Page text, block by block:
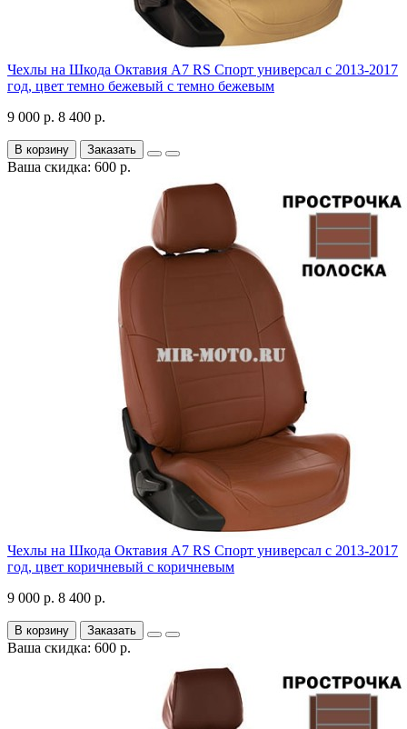
Чехлы на Шкода Октавия А7 RS Спорт универсал с 2013-2017
год, цвет темно бежевый с темно бежевым
9 000 р. 8 400 р.
В корзину Заказать
Ваша скидка: 600 р.
Чехлы на Шкода Октавия А7 RS Спорт универсал с 2013-2017
год, цвет коричневый с коричневым
9 000 р. 8 400 р.
В корзину Заказать
Ваша скидка: 600 р.